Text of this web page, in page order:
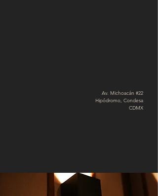
Av. Michoacán #22
Hipódromo, Condesa
CDMX